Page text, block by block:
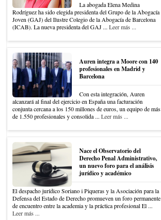
La abogada Elena Medina
Rodríguez ha sido elegida presidenta del Grupo de la Abogacía
Joven (GAJ) del Ilustre Colegio de la Abogacía de Barcelona
(ICAB). La nueva presidenta del GAJ ... Leer más ...
Auren integra a Moore con 140
profesionales en Madrid y
Barcelona
Con esta integración, Auren
alcanzará al final del ejercicio en España una facturación
conjunta cercana a los 150 millones de euros, un equipo de más
de 1.550 profesionales y consolida ... Leer más ...
Nace el Observatorio del
Derecho Penal Administrativo,
un nuevo foro para el análisis
jurídico y académico
El despacho jurídico Soriano i Piqueras y la Asociación para la
Defensa del Estado de Derecho promueven un foro permanente
de encuentro entre la academia y la práctica profesional El ...
Leer más ...